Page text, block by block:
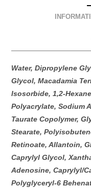
Water, Dipropylene
Glycol, Macadamia
Isosorbide, 1,2-
Polyacrylate, Sodium
Taurate Copolymer,
Stearate,
Retinoate, Allantoin,
Caprylyl Glycol,
Adenosine, Caprylyl/
Polyglyceryl-6